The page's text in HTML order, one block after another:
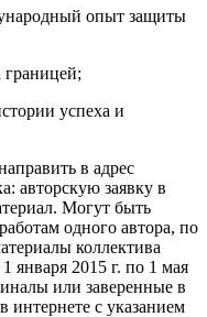
опыт защиты
успеха и
в адрес
авторскую заявку в
Могут быть
одного автора, по
коллектива
января 2015 г. по 1 мая
или заверенные в
интернете с указанием